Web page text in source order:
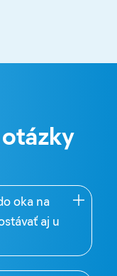
oka na
aj u